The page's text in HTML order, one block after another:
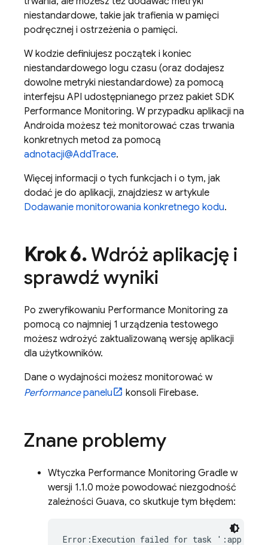
niestandardowe, takie jak trafienia w pamięci
podręcznej i ostrzeżenia o pamięci.
W kodzie definiujesz początek i koniec
niestandardowego logu czasu (oraz dodajesz
dowolne metryki niestandardowe) za pomocą
interfejsu API udostępnianego przez pakiet SDK
Performance Monitoring. W przypadku aplikacji na
Androida możesz też monitorować czas trwania
konkretnych metod za pomocą
adnotacji@AddTrace.
Więcej informacji o tych funkcjach i o tym, jak
dodać je do aplikacji, znajdziesz w artykule
Dodawanie monitorowania konkretnego kodu.
Krok 6.Wdróż aplikację i
sprawdź wyniki
Po zweryfikowaniu Performance Monitoring za
pomocą co najmniej 1 urządzenia testowego
możesz wdrożyć zaktualizowaną wersję aplikacji
dla użytkowników.
Dane o wydajności możesz monitorować w
Performancepanelu konsoli Firebase.
Znane problemy
Wtyczka Performance Monitoring Gradle w
wersji 1.1.0 może powodować niezgodność
zależności Guava, co skutkuje tym błędem:
Error:Execution failed for task